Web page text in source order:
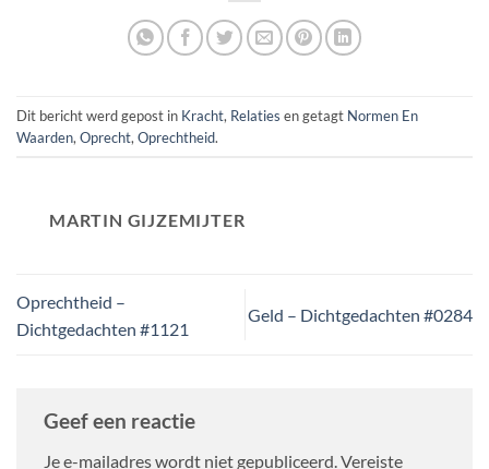
Dit bericht werd gepost in Kracht, Relaties en getagt Normen En
Waarden, Oprecht, Oprechtheid.
MARTIN GIJZEMIJTER
Oprechtheid –
Dichtgedachten #1121
Geld – Dichtgedachten #0284
Geef een reactie
Je e-mailadres wordt niet gepubliceerd.Vereiste